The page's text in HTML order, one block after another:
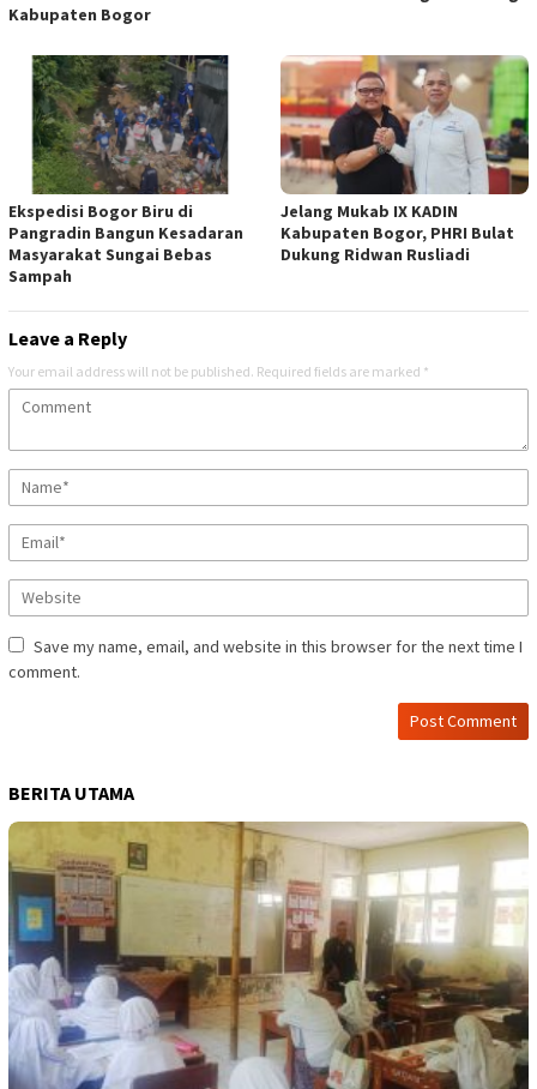
Kabupaten Bogor
Ekspedisi Bogor Biru di
Pangradin Bangun Kesadaran
Masyarakat Sungai Bebas
Sampah
Jelang Mukab IX KADIN
Kabupaten Bogor, PHRI Bulat
Dukung Ridwan Rusliadi
Leave a Reply
Your email address will not be published. Required fields are marked *
Save my name, email, and website in this browser for the next time I
comment.
BERITA UTAMA